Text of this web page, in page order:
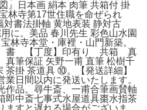
』日本画 絹本 肉筆 共箱付 掛
林寺第17世住職を命ぜられ
対書法掛軸 黄地表装 静対古
に。美品 春川先生 彩色山水園
林寺本堂・庫裡・山門新築。
【丁度】印有り 共箱 真
筆保証 矢野一甫 直筆 松樹千
茶掛 茶道具 ⑩。【発送詳細】
日間以内に発送いたします。
品。尋牛斎、一甫合筆画賛軸
即中斎七事式水屋道具棗水指茶
すと遅れる場合がございま